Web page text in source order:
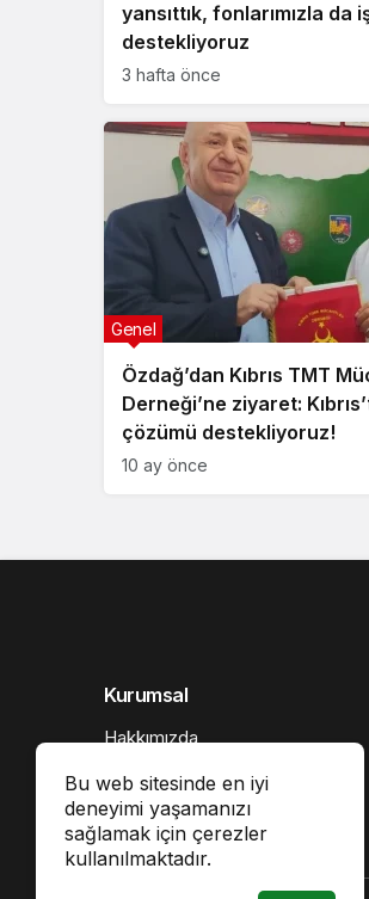
yansıttık, fonlarımızla da
destekliyoruz
3 hafta önce
Özdağ’dan Kıbrıs TMT
Derneği’ne ziyaret:
çözümü destekliyoruz!
Genel
10 ay önce
Bu web sitesinde en iyi
deneyimi yaşamanızı
sağlamak için çerezler
kullanılmaktadır.
Kurumsal
Hakkımızda
İletişim
Künye
Gizlilik politikası